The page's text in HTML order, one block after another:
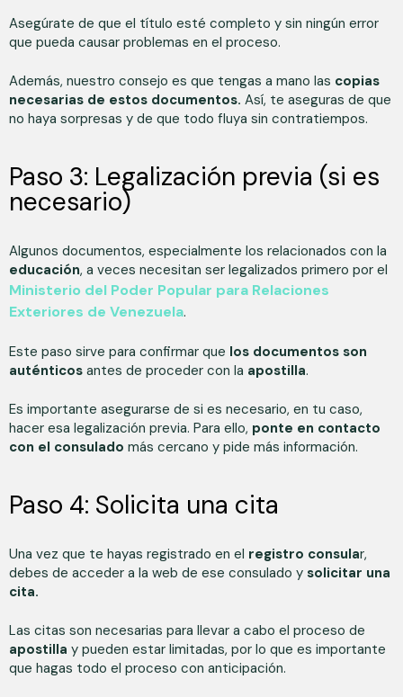
Asegúrate de que el título esté completo y sin ningún error
que pueda causar problemas en el proceso.
Además, nuestro consejo es que tengas a mano las copias
necesarias de estos documentos. Así, te aseguras de que
no haya sorpresas y de que todo fluya sin contratiempos.
Paso 3: Legalización previa (si es
necesario)
Algunos documentos, especialmente los relacionados con la
educación, a veces necesitan ser legalizados primero por el
Ministerio del Poder Popular para Relaciones
Exteriores de Venezuela.
Este paso sirve para confirmar que los documentos son
auténticos antes de proceder con la apostilla.
Es importante asegurarse de si es necesario, en tu caso,
hacer esa legalización previa. Para ello, ponte en contacto
con el consulado más cercano y pide más información.
Paso 4: Solicita una cita
Una vez que te hayas registrado en el registro consular,
debes de acceder a la web de ese consulado y solicitar una
cita.
Las citas son necesarias para llevar a cabo el proceso de
apostilla y pueden estar limitadas, por lo que es importante
que hagas todo el proceso con anticipación.